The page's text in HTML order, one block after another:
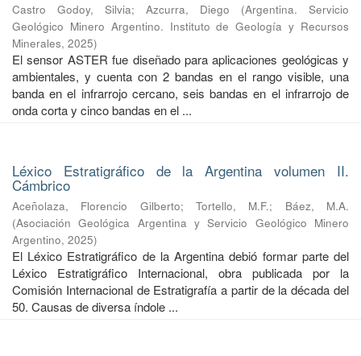
Castro Godoy, Silvia; Azcurra, Diego (Argentina. Servicio
Geológico Minero Argentino. Instituto de Geología y Recursos
Minerales, 2025)
El sensor ASTER fue diseñado para aplicaciones geológicas y
ambientales, y cuenta con 2 bandas en el rango visible, una
banda en el infrarrojo cercano, seis bandas en el infrarrojo de
onda corta y cinco bandas en el ...
Léxico Estratigráfico de la Argentina volumen II.
Cámbrico
Aceñolaza, Florencio Gilberto;Tortello, M.F.; Báez, M.A.
(Asociación Geológica Argentina y Servicio Geológico Minero
Argentino, 2025)
El Léxico Estratigráfico de la Argentina debió formar parte del
Léxico Estratigráfico Internacional, obra publicada por la
Comisión Internacional de Estratigrafía a partir de la década del
50. Causas de diversa índole ...